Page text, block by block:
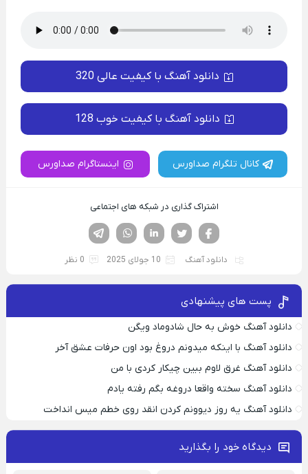
دانلود آهنگ با کیفیت عالی 320
دانلود آهنگ با کیفیت خوب 128
کانال تلگرام صداورس اینستاگرام صداورس
اشتراک گذاری در شبکه های اجتماعی
لینکدین تویتر
فیسوک
دانلود آهنگ 10 جولای 2025 0 نظر
پست های پیشنهادی
دانلود آهنگ خوش به حال شادوماد ویگن
دانلود آهنگ با اینکه میدونم دروغ بود اون حرفات عشق آخر
دانلود آهنگ غرق لاوم ببین چیکار کردی با من
دانلود آهنگ سخته واقعا دروغه بگم رفته یادم
دانلود آهنگ یه روز دیوونم کردن انقد روی خطم میس انداخت
دیدگاه خود را بگذارید